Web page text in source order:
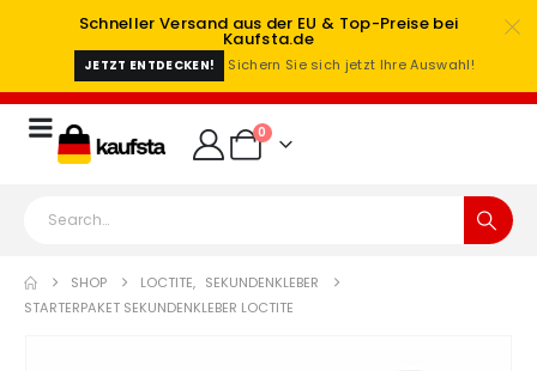
Schneller Versand aus der EU & Top-Preise bei
Kaufsta.de
JETZT ENTDECKEN! Sichern Sie sich jetzt Ihre Auswahl!
0
SHOP LOCTITE, SEKUNDENKLEBER
STARTERPAKET SEKUNDENKLEBER LOCTITE